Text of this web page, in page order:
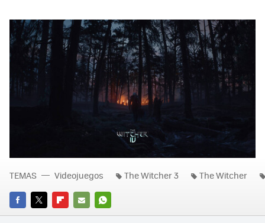
FACEBOOK
TWITTERFLIPBOARD
E-
WHATSAPP
TEMAS Videojuegos The Witcher 3 The Witcher